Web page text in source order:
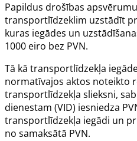
Papildus drošības
transportlīdzeklim uzstādīt
kuras iegādes un
1000 eiro bez PVN.
Tā kā transportlīdzekļa
normatīvajos aktos noteikto
transportlīdzekļa slieksni,
dienestam (VID) iesniedza
transportlīdzekļa iegādi un
no samaksātā PVN.